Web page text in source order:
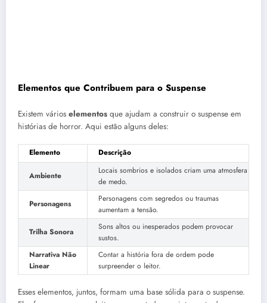
Elementos que Contribuem para o Suspense
Existem vários elementos que ajudam a construir o suspense em
histórias de horror. Aqui estão alguns deles:
Elemento Descrição
Ambiente
Locais sombrios e isolados criam uma atmosfera
de medo.
Personagens
Personagens com segredos ou traumas
aumentam a tensão.
Trilha Sonora
Sons altos ou inesperados podem provocar
sustos.
Narrativa Não
Linear
Contar a história fora de ordem pode
surpreender o leitor.
Esses elementos, juntos, formam uma base sólida para o suspense.